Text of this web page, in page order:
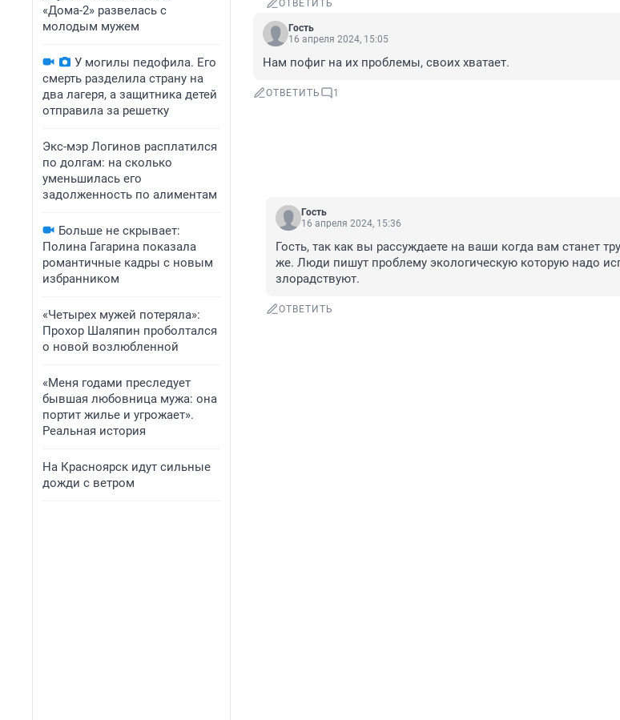
«Дома-2» развелась с
молодым мужем
У могилы педофила. Его
смерть разделила страну на
два лагеря, а защитника детей
отправила за решетку
Экс-мэр Логинов расплатился
по долгам: на сколько
уменьшилась его
задолженность по алиментам
Больше не скрывает:
Полина Гагарина показала
романтичные кадры с новым
избранником
«Четырех мужей потеряла»:
Прохор Шаляпин проболтался
о новой возлюбленной
«Меня годами преследует
бывшая любовница мужа: она
портит жилье и угрожает».
Реальная история
На Красноярск идут сильные
дожди с ветром
ОТВЕТИТЬ
Гость
16 апреля 2024, 15:05
Нам пофиг на их проблемы, своих хватает.
ОТВЕТИТЬ 1
Гость
16 апреля 2024, 15:36
Гость, так как вы рассуждаете на ваши когда вам станет
же. Люди пишут проблему экологическую которую надо
злорадствуют.
ОТВЕТИТЬ